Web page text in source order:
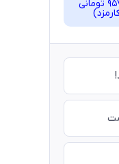
4 قسط ماهانه 957,500 تومانی